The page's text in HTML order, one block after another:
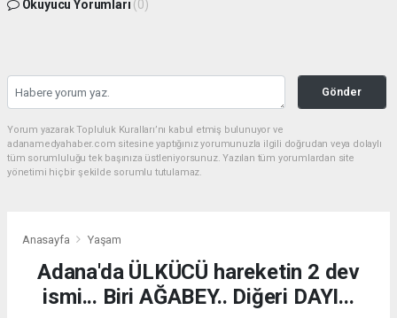
Okuyucu Yorumları (0)
Gönder
Yorum yazarak Topluluk Kuralları’nı kabul etmiş bulunuyor ve
adanamedyahaber.com sitesine yaptığınız yorumunuzla ilgili doğrudan veya dolaylı
tüm sorumluluğu tek başınıza üstleniyorsunuz. Yazılan tüm yorumlardan site
yönetimi hiçbir şekilde sorumlu tutulamaz.
Anasayfa Yaşam
Adana'da ÜLKÜCÜ hareketin 2 dev
ismi... Biri AĞABEY.. Diğeri DAYI...